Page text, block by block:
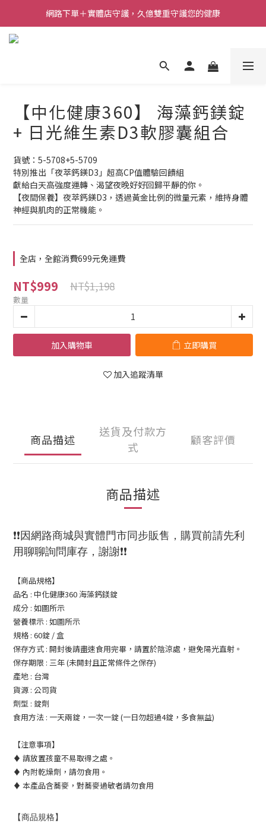
網路下單＋實體店守護，久億雙重守護您的健康
【中化健康360】 海藻鈣鎂錠
+ 日光維生素D3軟膠囊組合
貨號：5-5708+5-5709
特別推出「夜萃鈣鎂D3」超高CP值體驗回饋組
獻給白天高強度運轉、渴望夜晚好好回歸平靜的你。
【夜間保養】夜萃鈣鎂D3，透過黃金比例的微量元素，維持身體
神經與肌肉的正常機能。
全店，全館消費699元免運費
NT$999 NT$1,198
數量
加入購物車 立即購買
加入追蹤清單
商品描述
送貨及付款方
式
顧客評價
商品描述
❗❗因網路商城與實體門市同步販售，購買前請先利
用聊聊詢問庫存，謝謝❗❗
【商品規格】
品名 : 中化健康360 海藻鈣鎂錠
成分 : 如圖所示
營養標示 : 如圖所示
規格 : 60錠 / 盒
保存方式 : 開封後請盡速食用完畢，請置於陰涼處，避免陽光直射。
保存期限 : 三年 (未開封且正常條件之保存)
產地 : 台灣
貨源 : 公司貨
劑型 : 錠劑
食用方法 : 一天兩錠，一次一錠 (一日勿超過4錠，多食無益)
【注意事項】
♦ 請放置孩童不易取得之處。
♦ 內附乾燥劑，請勿食用。
♦ 本產品含蕎麥，對蕎麥過敏者請勿食用
【商品規格】